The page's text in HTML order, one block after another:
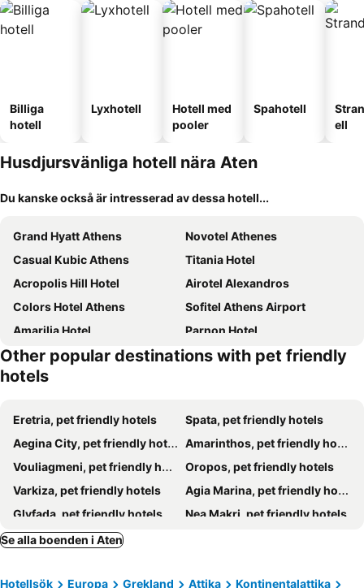
Billiga
hotell
Lyxhotell
Hotell med
pooler
Spahotell
ell
Husdjursvänliga hotell nära Aten
Du kanske också är intresserad av dessa hotell...
Grand Hyatt Athens
Novotel Athenes
Casual Kubic Athens
Titania Hotel
Acropolis Hill Hotel
Airotel Alexandros
Colors Hotel Athens
Sofitel Athens Airport
Amarilia Hotel
Parnon Hotel
Acropolis Ami Boutique Hotel
Neapolis 1897 Boutique Luxury Rooms
Oasis Hotel Apartments
The Margi
Four Seasons Hotel
Divani Caravel
Nyx Esperia Palace Hotel Athens
Anise Aluma Athens, Tapestry Collection by Hilton
Triton Hotel Piraeus
Blue Sea Hotel Alimos
Athens Marriott Hotel
Athens Atrium Hotel & Jacuzzi Suites
Pella Inn Hostel
Airotel Stratos Vassilikos Hotel
Other popular destinations with pet friendly
hotels
Eretria, pet friendly hotels
Spata, pet friendly hotels
Aegina City, pet friendly hotels
Amarinthos, pet friendly hotels
Vouliagmeni, pet friendly hotels
Oropos, pet friendly hotels
Varkiza, pet friendly hotels
Agia Marina, pet friendly hotels
Glyfada, pet friendly hotels
Nea Makri, pet friendly hotels
Rafina, pet friendly hotels
Kineta, pet friendly hotels
Souvala, pet friendly hotels
Se alla boenden i Aten
Hotellsök Europa Grekland Attika
Kontinentalattika